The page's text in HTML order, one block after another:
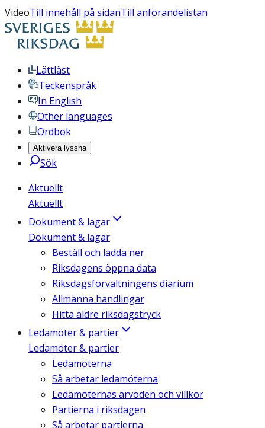
VideoTill innehåll på sidanTill anförandelistan
Lättläst
Teckenspråk
In English
Other languages
Ordbok
Aktivera lyssna
Sök
Aktuellt
Aktuellt
Dokument & lagar
Dokument & lagar
Beställ och ladda ner
Riksdagens öppna data
Riksdagsförvaltningens diarium
Allmänna handlingar
Hitta äldre riksdagstryck
Ledamöter & partier
Ledamöter & partier
Ledamöterna
Så arbetar ledamöterna
Ledamöternas arvoden och villkor
Partierna i riksdagen
Så arbetar partierna